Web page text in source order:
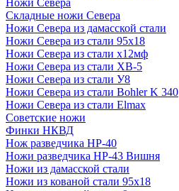
Ножи Севера
Складные ножи Севера
Ножи Севера из дамасской стали
Ножи Севера из стали 95х18
Ножи Севера из стали х12мф
Ножи Севера из стали ХВ-5
Ножи Севера из стали У8
Ножи Севера из стали Bohler K 340
Ножи Севера из стали Elmax
Советские ножи
Финки НКВД
Нож разведчика НР-40
Ножи разведчика НР-43 Вишня
Ножи из дамасской стали
Ножи из кованой стали 95х18